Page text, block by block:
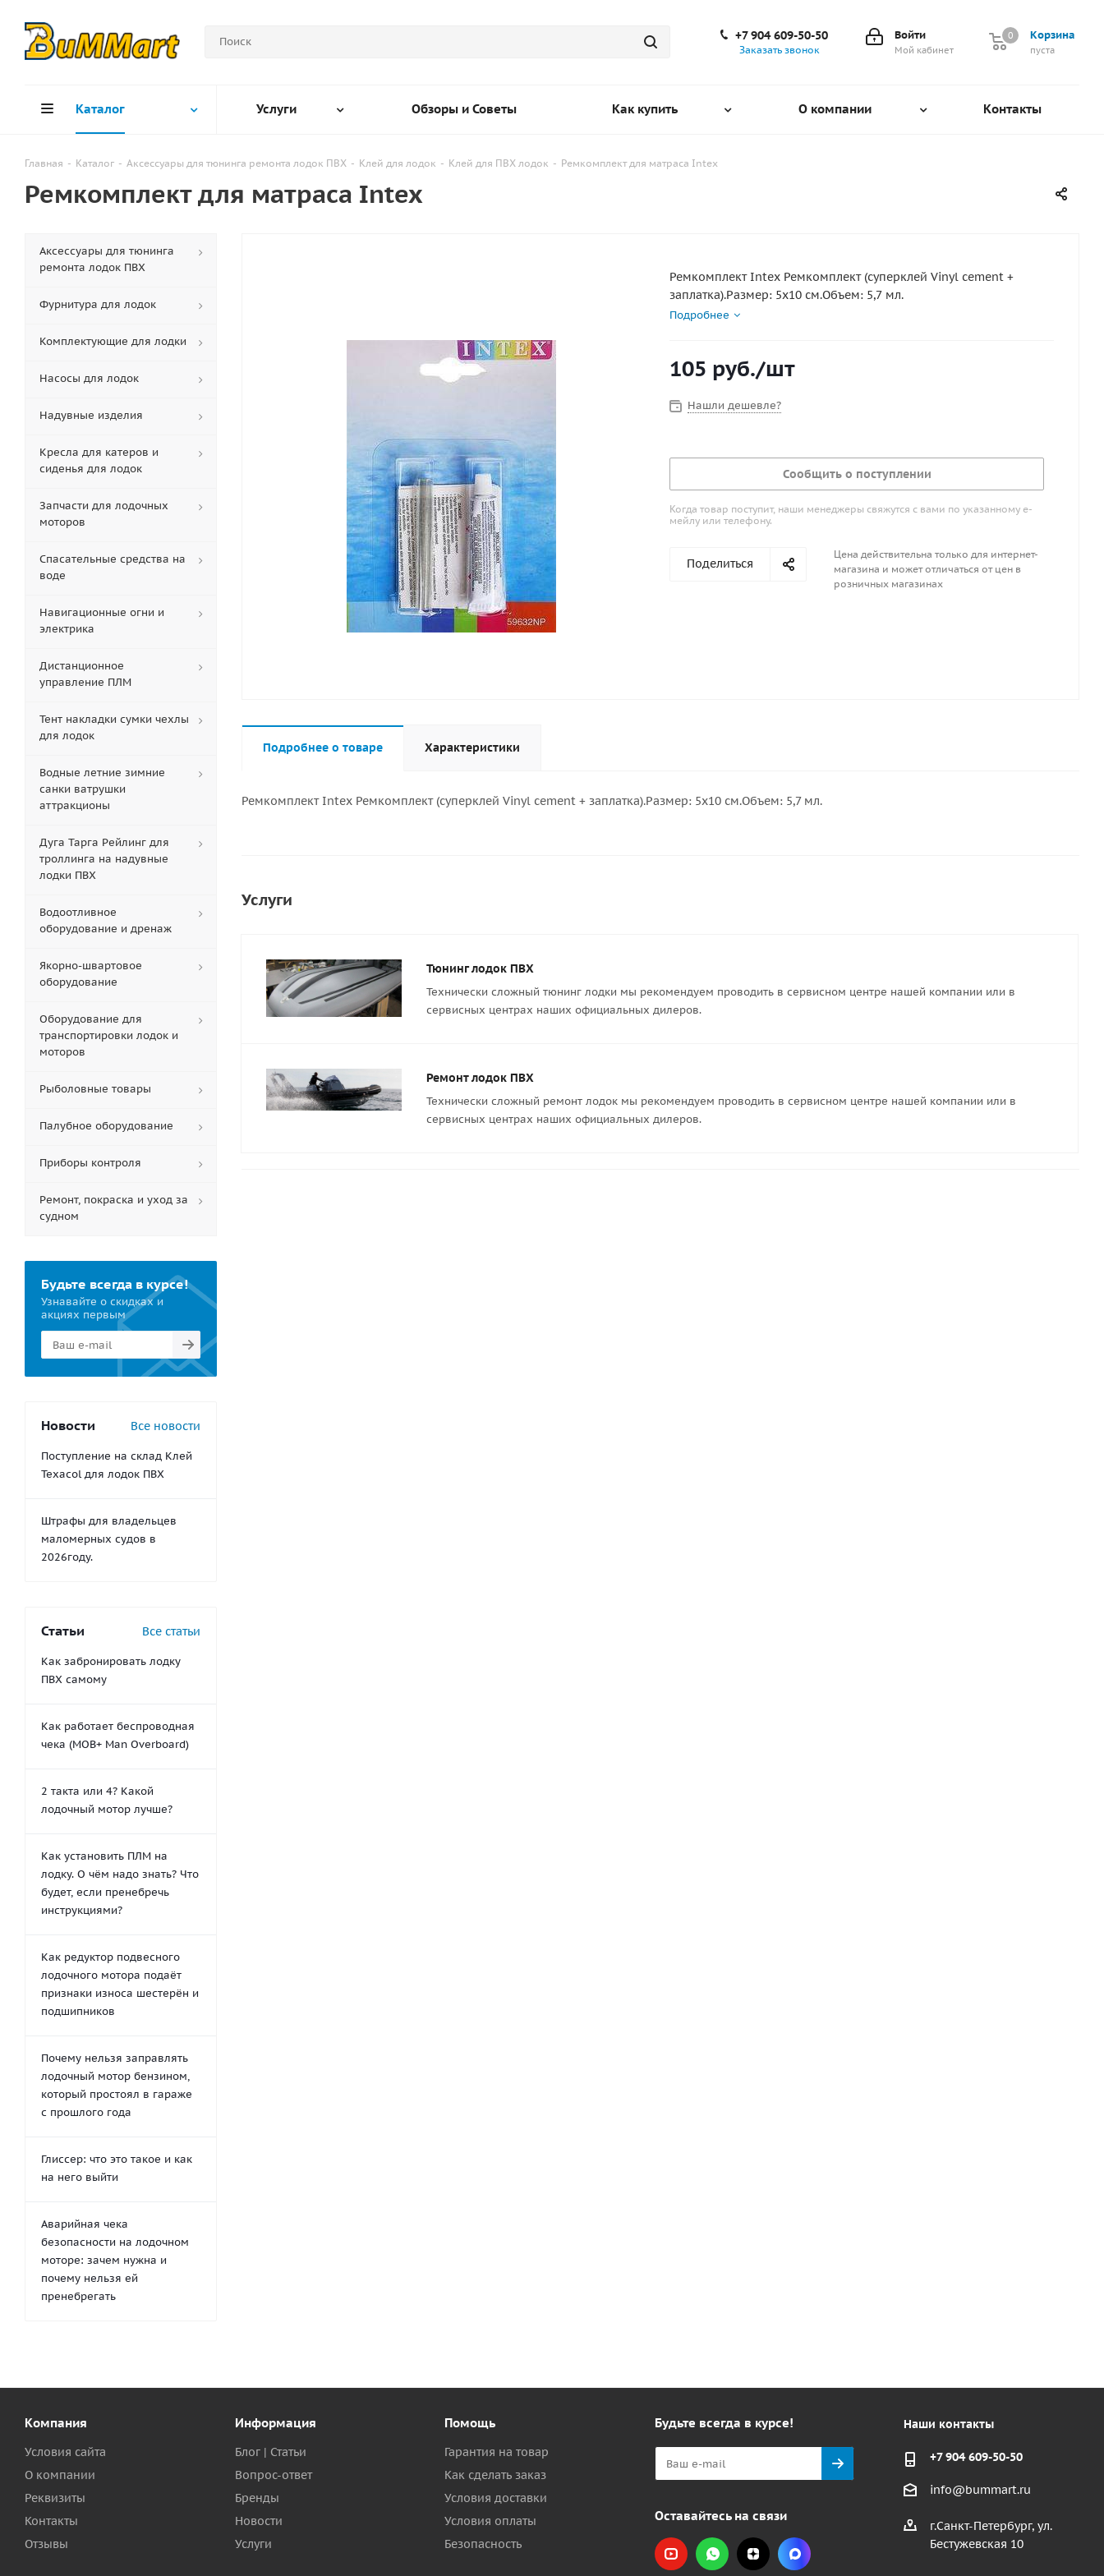
Корзина
0
пуста
0
Войти
Мой кабинет
+7 904 609-50-50
Заказать звонок
Каталог Услуги Обзоры и Советы Как купить О компании Контакты
Главная - Каталог - Аксессуары для тюнинга ремонта лодок ПВХ - Клей для лодок - Клей для ПВХ лодок - Ремкомплект для матраса Intex
Ремкомплект для матраса Intex
Ремкомплект Intex Ремкомплект (суперклей Vinyl cement +
заплатка).Размер: 5x10 см.Объем: 5,7 мл.
Подробнее
105 руб./шт
Нашли дешевле?
Сообщить о поступлении
Когда товар поступит, наши менеджеры свяжутся с вами по указанному е-
мейлу или телефону.
Поделиться
Цена действительна только для интернет-
магазина и может отличаться от цен в
розничных магазинах
Подробнее о товаре Характеристики
Ремкомплект Intex Ремкомплект (суперклей Vinyl cement + заплатка).Размер: 5x10 см.Объем: 5,7 мл.
Услуги
Тюнинг лодок ПВХ
Технически сложный тюнинг лодки мы рекомендуем проводить в сервисном центре нашей компании или в
сервисных центрах наших официальных дилеров.
Ремонт лодок ПВХ
Технически сложный ремонт лодок мы рекомендуем проводить в сервисном центре нашей компании или в
сервисных центрах наших официальных дилеров.
Аксессуары для тюнинга
ремонта лодок ПВХ
Фурнитура для лодок
Комплектующие для лодки
Насосы для лодок
Надувные изделия
Кресла для катеров и
сиденья для лодок
Запчасти для лодочных
моторов
Спасательные средства на
воде
Навигационные огни и
электрика
Дистанционное
управление ПЛМ
Тент накладки сумки чехлы
для лодок
Водные летние зимние
санки ватрушки
аттракционы
Дуга Тарга Рейлинг для
троллинга на надувные
лодки ПВХ
Водоотливное
оборудование и дренаж
Якорно-швартовое
оборудование
Оборудование для
транспортировки лодок и
моторов
Рыболовные товары
Палубное оборудование
Приборы контроля
Ремонт, покраска и уход за
судном
Будьте всегда в курсе!
Узнавайте о скидках и
акциях первым
Новости Все новости
Поступление на склад Клей
Texacol для лодок ПВХ
Штрафы для владельцев
маломерных судов в
2026году.
Статьи Все статьи
Как забронировать лодку
ПВХ самому
Как работает беспроводная
чека (MOB+ Man Overboard)
2 такта или 4? Какой
лодочный мотор лучше?
Как установить ПЛМ на
лодку. О чём надо знать? Что
будет, если пренебречь
инструкциями?
Как редуктор подвесного
лодочного мотора подаёт
признаки износа шестерён и
подшипников
Почему нельзя заправлять
лодочный мотор бензином,
который простоял в гараже
с прошлого года
Глиссер: что это такое и как
на него выйти
Аварийная чека
безопасности на лодочном
моторе: зачем нужна и
почему нельзя ей
пренебрегать
Компания
Условия сайта
О компании
Реквизиты
Контакты
Отзывы
Информация
Блог | Статьи
Вопрос-ответ
Бренды
Новости
Услуги
Помощь
Гарантия на товар
Как сделать заказ
Условия доставки
Условия оплаты
Безопасность
Будьте всегда в курсе!
Оставайтесь на связи
Наши контакты
+7 904 609-50-50
info@bummart.ru
г.Санкт-Петербург, ул.
Бестужевская 10